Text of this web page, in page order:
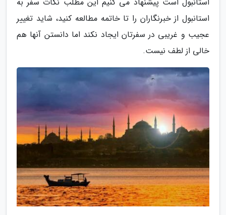
استانبول از خبرنگاران را تا خاتمه مطالعه کنید، شاید تغییر
عجیب و غریبی در سفرتان ایجاد نکند اما دانستن آنها هم
خالی از لطف نیست.